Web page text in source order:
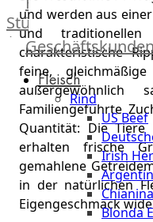
Stüttgen
|
Düsseldorf
The
Meat
Club
Stuttgart
Fleisch
Rind
US Beef
Irish
Blonda
und werden aus
und traditionellen
charakteristische
feine,
außergewöhnlich
Familiengeführte
Quantität: Die
erhalten frische
gemahlene
in der natürlichen
Eigengeschmack